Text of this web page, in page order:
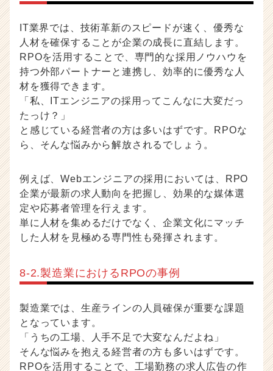
IT業界では、技術革新のスピードが速く、優秀な
人材を確保することが企業の成長に直結します。
RPOを活用することで、専門的な採用ノウハウを
持つ外部パートナーと連携し、効率的に優秀な人
材を獲得できます。
「私、ITエンジニアの採用ってこんなに大変だっ
たっけ？」
と感じている経営者の方は多いはずです。RPOな
ら、そんな悩みから解放されるでしょう。
例えば、Webエンジニアの採用においては、RPO
企業が最新の求人動向を把握し、効果的な媒体選
定や応募者管理を行えます。
単に人材を集めるだけでなく、企業文化にマッチ
した人材を見極める専門性も発揮されます。
8-2.製造業におけるRPOの事例
製造業では、生産ラインの人員確保が重要な課題
となっています。
「うちの工場、人手不足で大変なんだよね」
そんな悩みを抱える経営者の方も多いはずです。
RPOを活用することで、工場勤務の求人広告の作